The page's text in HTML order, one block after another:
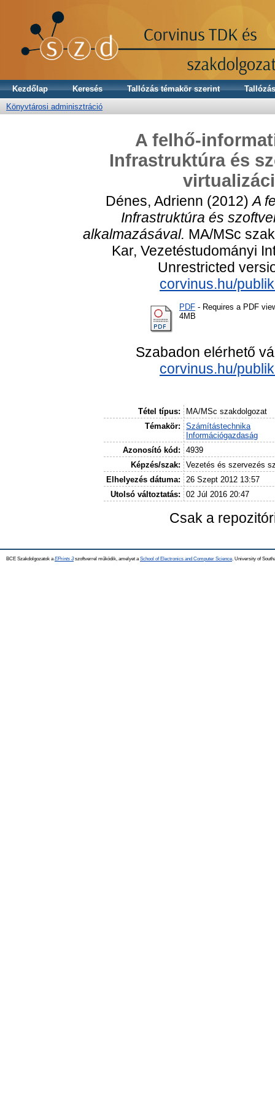
Kezdőlap Keresés Tallózás témakör szerint
Könyvtárosi adminisztráció
A felhő-
Infrastruktúra és
Dénes, Adrienn (2012)A
Infrastruktúra és
alkalmazásával. MA/MSc
Kar, Vezetéstudományi
Unrestricted
corvinus.hu/
PDF - Requires a PDF
4MB
Szabadon elérhető
corvinus.hu/
Tétel típus:
MA/MSc szakdolgozat
Témakör:
Számítástechnika
Információgazdaság
Azonosító kód:
4939
Képzés/szak:
Vezetés és szervezés
Elhelyezés dátuma:
26 Szept 2012 13:57
Utolsó változtatás:
02 Júl 2016 20:47
Csak a
BCE Szakdolgozatok a EPrints 3szoftverrel működik, amelyet a School of Electronics and Computer Science, University of